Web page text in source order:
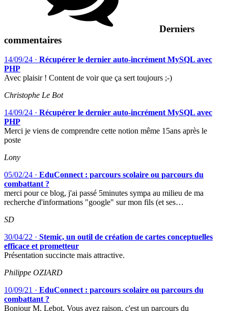
Derniers
commentaires
14/09/24 · Récupérer le dernier auto-incrément MySQL avec
PHP
Avec plaisir ! Content de voir que ça sert toujours ;-)
Christophe Le Bot
14/09/24 · Récupérer le dernier auto-incrément MySQL avec
PHP
Merci je viens de comprendre cette notion même 15ans après le
poste
Lony
05/02/24 · EduConnect : parcours scolaire ou parcours du
combattant ?
merci pour ce blog, j'ai passé 5minutes sympa au milieu de ma
recherche d'informations "google" sur mon fils (et ses…
SD
30/04/22 · Stemic, un outil de création de cartes conceptuelles
efficace et prometteur
Présentation succincte mais attractive.
Philippe OZIARD
10/09/21 · EduConnect : parcours scolaire ou parcours du
combattant ?
Bonjour M. Lebot, Vous avez raison, c'est un parcours du